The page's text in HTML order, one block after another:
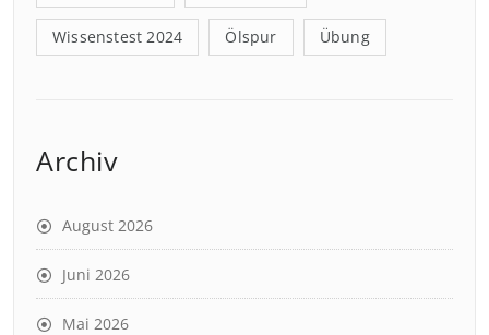
Wissenstest 2024 Ölspur Übung
Archiv
August 2026
Juni 2026
Mai 2026